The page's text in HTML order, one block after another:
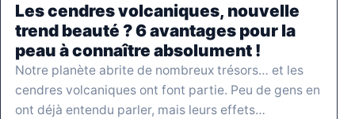
Les cendres volcaniques, nouvelle
trend beauté ? 6 avantages pour la
peau à connaître absolument !
Notre planète abrite de nombreux trésors… et les
cendres volcaniques ont font partie. Peu de gens en
ont déjà entendu parler, mais leurs effets…